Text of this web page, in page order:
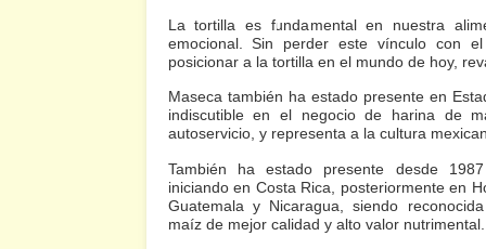
La tortilla es fundamental en nuestra
emocional. Sin perder este vínculo con
posicionar a la tortilla en el mundo de hoy,
Maseca también ha estado presente en
indiscutible en el negocio de harina de
autoservicio, y representa a la cultura
También ha estado presente desde
iniciando en Costa Rica, posteriormente en
Guatemala y Nicaragua, siendo
maíz de mejor calidad y alto valor nutrimental.